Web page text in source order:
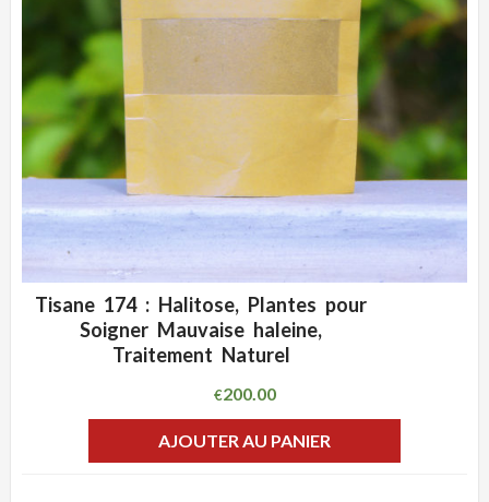
ADD WISHLIST
Tisane 174 : Halitose, Plantes pour
Soigner Mauvaise haleine,
Traitement Naturel
€200.00
AJOUTER AU PANIER